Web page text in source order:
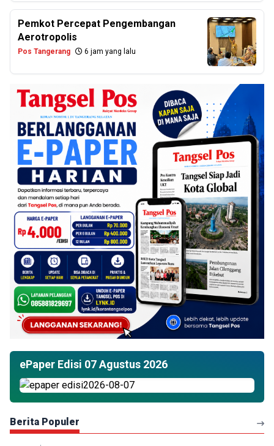
Pemkot Percepat Pengembangan
Aerotropolis
Pos Tangerang 6 jam yang lalu
ePaper Edisi 07 Agustus 2026
Berita Populer